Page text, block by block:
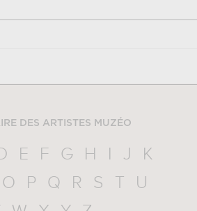
DES ARTISTES MUZÉO
E F G H I J
K
O P Q R S T
U